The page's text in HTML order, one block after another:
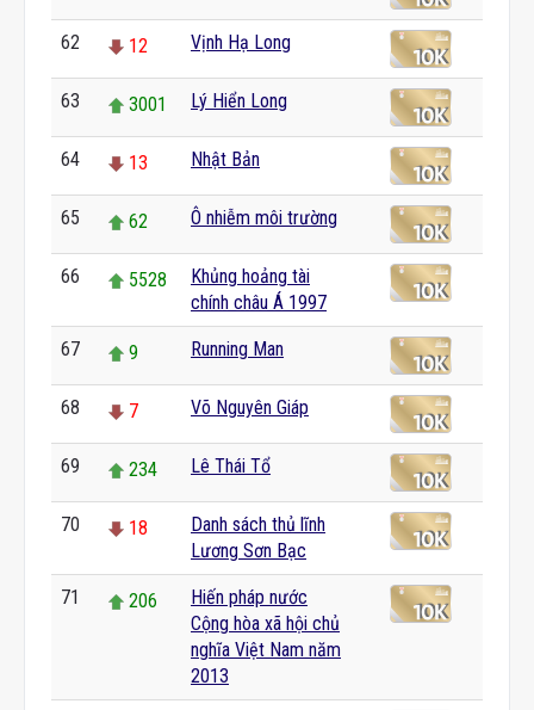
62 12 Vịnh Hạ Long
63 3001 Lý Hiển Long
64 13 Nhật Bản
65 62 Ô nhiễm môi trường
66 5528
Khủng hoảng tài
chính châu Á 1997
67 9 Running Man
68 7 Võ Nguyên Giáp
69 234 Lê Thái Tổ
70 18
Danh sách thủ lĩnh
Lương Sơn Bạc
71 206
Hiến pháp nước
Cộng hòa xã hội chủ
nghĩa Việt Nam năm
2013